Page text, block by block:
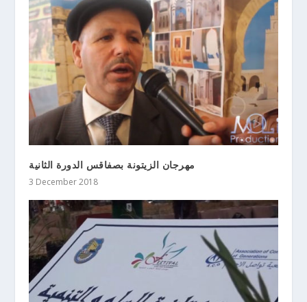
مهرجان الزيتونة بصفاقس الدورة الثانية
3 December 2018